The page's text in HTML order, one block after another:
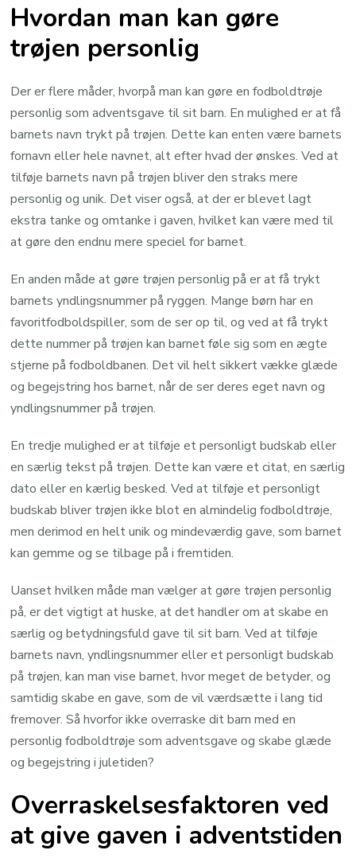
Hvordan man kan gøre
trøjen personlig
Der er flere måder, hvorpå man kan gøre en fodboldtrøje
personlig som adventsgave til sit barn. En mulighed er at få
barnets navn trykt på trøjen. Dette kan enten være barnets
fornavn eller hele navnet, alt efter hvad der ønskes. Ved at
tilføje barnets navn på trøjen bliver den straks mere
personlig og unik. Det viser også, at der er blevet lagt
ekstra tanke og omtanke i gaven, hvilket kan være med til
at gøre den endnu mere speciel for barnet.
En anden måde at gøre trøjen personlig på er at få trykt
barnets yndlingsnummer på ryggen. Mange børn har en
favoritfodboldspiller, som de ser op til, og ved at få trykt
dette nummer på trøjen kan barnet føle sig som en ægte
stjerne på fodboldbanen. Det vil helt sikkert vække glæde
og begejstring hos barnet, når de ser deres eget navn og
yndlingsnummer på trøjen.
En tredje mulighed er at tilføje et personligt budskab eller
en særlig tekst på trøjen. Dette kan være et citat, en særlig
dato eller en kærlig besked. Ved at tilføje et personligt
budskab bliver trøjen ikke blot en almindelig fodboldtrøje,
men derimod en helt unik og mindeværdig gave, som barnet
kan gemme og se tilbage på i fremtiden.
Uanset hvilken måde man vælger at gøre trøjen personlig
på, er det vigtigt at huske, at det handler om at skabe en
særlig og betydningsfuld gave til sit barn. Ved at tilføje
barnets navn, yndlingsnummer eller et personligt budskab
på trøjen, kan man vise barnet, hvor meget de betyder, og
samtidig skabe en gave, som de vil værdsætte i lang tid
fremover. Så hvorfor ikke overraske dit barn med en
personlig fodboldtrøje som adventsgave og skabe glæde
og begejstring i juletiden?
Overraskelsesfaktoren ved
at give gaven i adventstiden